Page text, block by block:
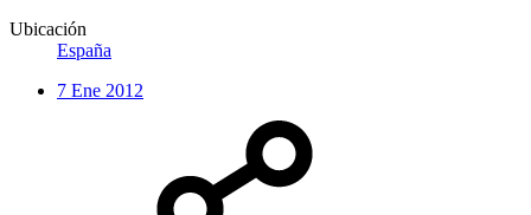
Ubicación
España
7 Ene 2012